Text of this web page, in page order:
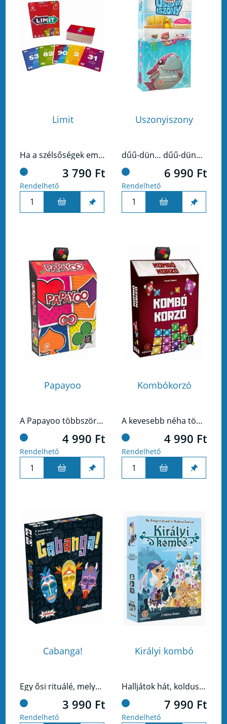
Limit
Ha a szélsőségek embere vagy, ez nem a Te játékod. A legkisebb és a legnagyobb itt nem járható út, középen kell maradnod, hogy a versenyben is esélyed legyen.
3 790 Ft
Rendelhető
Uszonyiszony
dűű-dün… dűű-dün… dűű-dün-dűű-dün!
6 990 Ft
Rendelhető
Papayoo
A Papayoo többször is csavar a klasszikus kártyajátékokon. Itt van a kör, a káró és társai, de bejön egy 5. szín, amit minden áron el akarunk kerülni.
4 990 Ft
Rendelhető
Kombókorzó
A kevesebb néha több, a Kombókorzóban pedig ez hatványozottan igaz!
4 990 Ft
Rendelhető
Cabanga!
Egy ősi rituálé, melyben kiválasztják a legeszesebb törzsfőnököt, ez a Cabanga!
3 990 Ft
Rendelhető
Királyi kombó
Halljátok hát, koldusok és bárók, sólymok és hollók! Királyi kérésre kihirdettetik: itt az idő a Kombójátszmára!
7 990 Ft
Rendelhető